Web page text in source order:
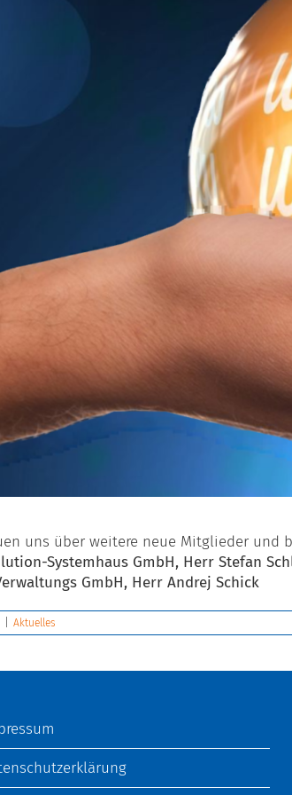
uns über weitere neue Mitglieder und
Systemhaus GmbH, Herr Stefan
GmbH, Herr Andrej Schick
Aktuelles